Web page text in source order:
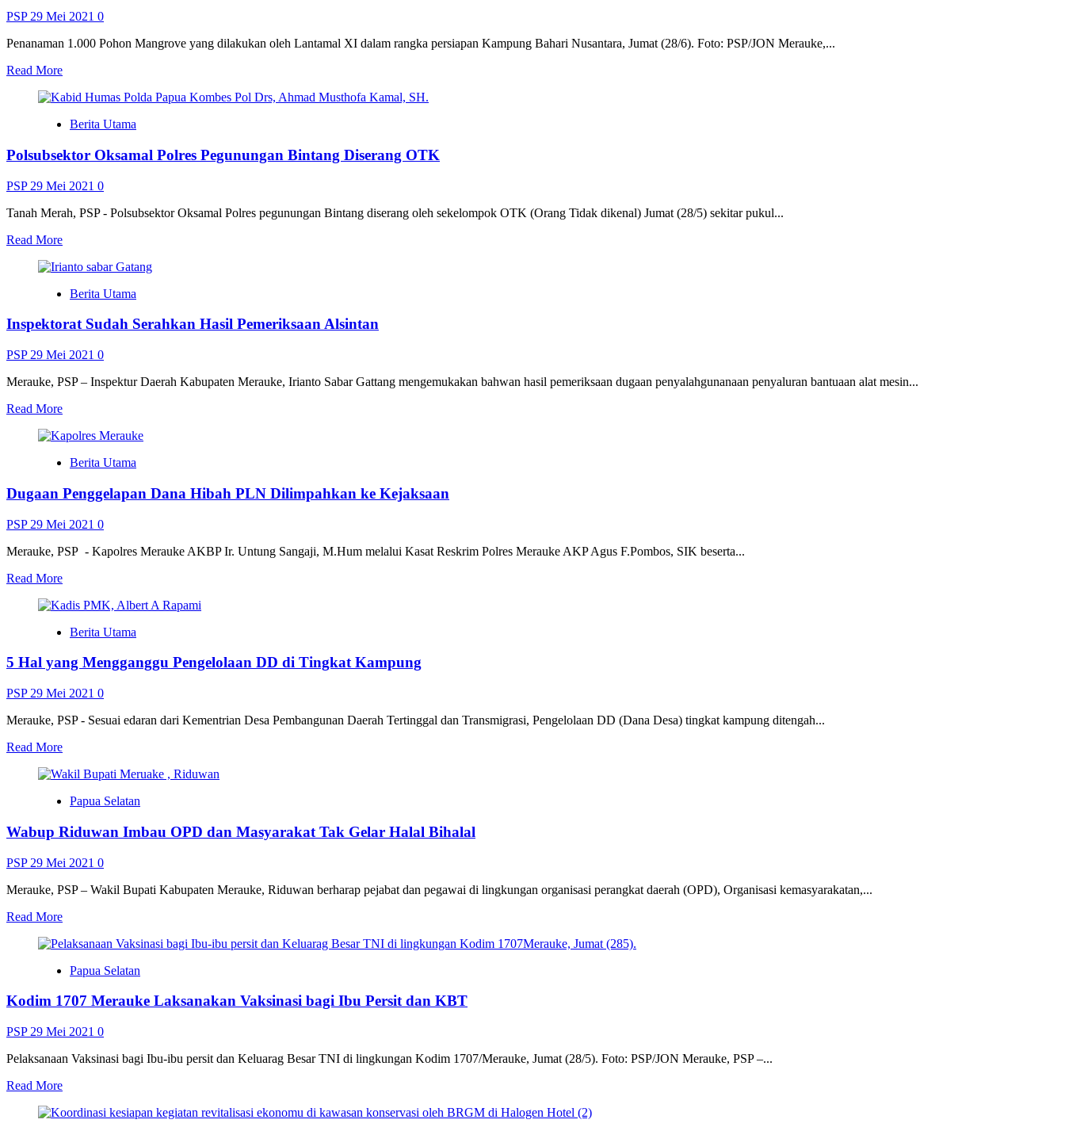
PSP 29 Mei 2021 0
Penanaman 1.000 Pohon Mangrove yang dilakukan oleh Lantamal XI dalam rangka persiapan Kampung Bahari Nusantara, Jumat (28/6). Foto: PSP/JON Merauke,...
Read MoreRead
about
Kampung
Nusantara,
XI
1.000
Mangrove
Berita Utama
Polsubsektor Oksamal Polres Pegunungan Bintang Diserang OTK
PSP 29 Mei 2021 0
Tanah Merah, PSP - Polsubsektor Oksamal Polres pegunungan Bintang diserang oleh sekelompok OTK (Orang Tidak dikenal) Jumat (28/5) sekitar pukul...
Read MoreRead
about
Oksamal
Pegunungan
Diserang
Berita Utama
Inspektorat Sudah Serahkan Hasil Pemeriksaan Alsintan
PSP 29 Mei 2021 0
Merauke, PSP – Inspektur Daerah Kabupaten Merauke, Irianto Sabar Gattang mengemukakan bahwan hasil pemeriksaan dugaan penyalahgunanaan penyaluran bantuaan alat mesin...
Read MoreRead
about
Sudah
Hasil
Alsintan
Berita Utama
Dugaan Penggelapan Dana Hibah PLN Dilimpahkan ke Kejaksaan
PSP 29 Mei 2021 0
Merauke, PSP - Kapolres Merauke AKBP Ir. Untung Sangaji, M.Hum melalui Kasat Reskrim Polres Merauke AKP Agus F.Pombos, SIK beserta...
Read MoreRead
about
Penggelapan
Hibah
Dilimpahkan
Kejaksaan
Berita Utama
5 Hal yang Mengganggu Pengelolaan DD di Tingkat Kampung
PSP 29 Mei 2021 0
Merauke, PSP - Sesuai edaran dari Kementrian Desa Pembangunan Daerah Tertinggal dan Transmigrasi, Pengelolaan DD (Dana Desa) tingkat kampung ditengah...
Read MoreRead
about
Hal
Mengganggu
DD
Tingkat
Papua Selatan
Wabup Riduwan Imbau OPD dan Masyarakat Tak Gelar Halal Bihalal
PSP 29 Mei 2021 0
Merauke, PSP – Wakil Bupati Kabupaten Merauke, Riduwan berharap pejabat dan pegawai di lingkungan organisasi perangkat daerah (OPD), Organisasi kemasyarakatan,...
Read MoreRead
about
Riduwan
OPD
Masyarakat
Gelar
Bihalal
Papua Selatan
Kodim 1707 Merauke Laksanakan Vaksinasi bagi Ibu Persit dan KBT
PSP 29 Mei 2021 0
Pelaksanaan Vaksinasi bagi Ibu-ibu persit dan Keluarag Besar TNI di lingkungan Kodim 1707/Merauke, Jumat (28/5). Foto: PSP/JON Merauke, PSP –...
Read MoreRead
about